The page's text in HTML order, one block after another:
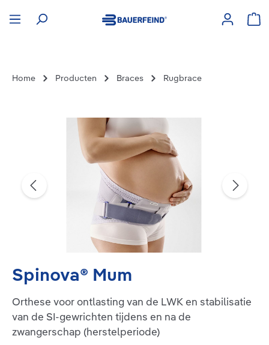
Home Producten Braces Rugbrace
Afbeeldingengalerij overslaan
Spinova® Mum
Orthese voor ontlasting van de LWK en stabilisatie
van de SI-gewrichten tijdens en na de
zwangerschap (herstelperiode)